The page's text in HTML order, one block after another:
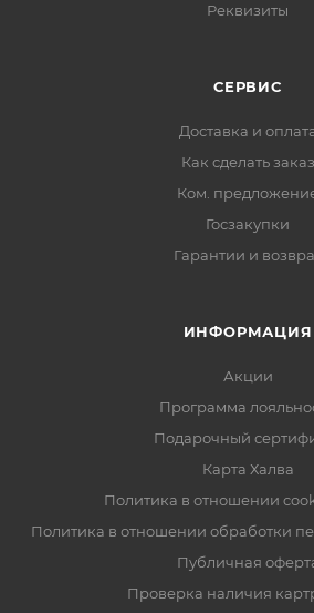
Реквизиты
СЕРВИС
Доставка и
Как сделать заказ
Ком.
Госзакупки
Гарантии и
ИНФОРМАЦИЯ
Акции
Программа
Подарочный
Карта Халва
Политика в отношении
Политика в отношении обработки
Публичная
Проверка наличия